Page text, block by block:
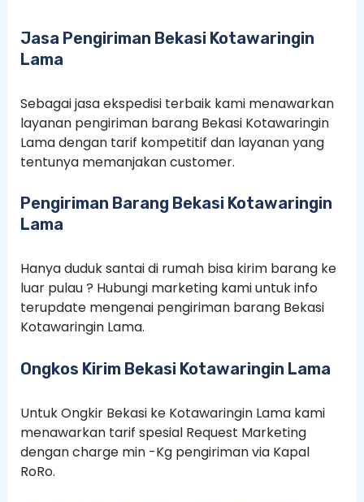
Jasa Pengiriman Bekasi Kotawaringin
Lama
Sebagai jasa ekspedisi terbaik kami menawarkan
layanan pengiriman barang Bekasi Kotawaringin
Lama dengan tarif kompetitif dan layanan yang
tentunya memanjakan customer.
Pengiriman Barang Bekasi Kotawaringin
Lama
Hanya duduk santai di rumah bisa kirim barang ke
luar pulau ? Hubungi marketing kami untuk info
terupdate mengenai pengiriman barang Bekasi
Kotawaringin Lama.
Ongkos Kirim Bekasi Kotawaringin Lama
Untuk Ongkir Bekasi ke Kotawaringin Lama kami
menawarkan tarif spesial Request Marketing
dengan charge min -Kg pengiriman via Kapal
RoRo.